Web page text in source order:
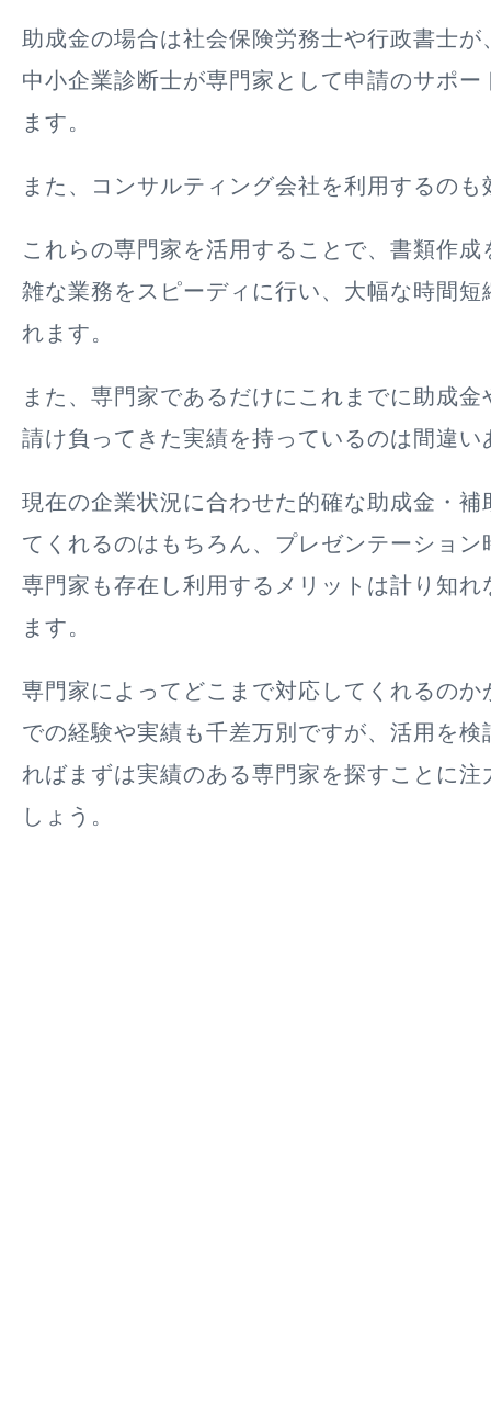
助成金の場合は社会保険労務士や行政書士
中小企業診断士が専門家として申請のサポー
ます。
また、コンサルティング会社を利用するのも
これらの専門家を活用することで、書類作
雑な業務をスピーディに行い、 大幅な時間短
れます。
また、専門家であるだけにこれまでに助成
請け負ってきた実績を持っているのは間違い
現在の企業状況に合わせた的確な助成金・補
てくれるのはもちろん、プレゼンテーション
専門家も存在し利用するメリットは計り知れ
ます。
専門家によってどこまで対応してくれるのか
での経験や実績も千差万別ですが、活用を検
ればまずは実績のある専門家を探すことに注
しょう。